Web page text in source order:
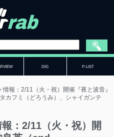
DIG P-LIST
情報：2/11（火・祝）開催『夜と波音』
カフミ（どろうみ）、シャイガンテ
報：2/11（火・祝）開